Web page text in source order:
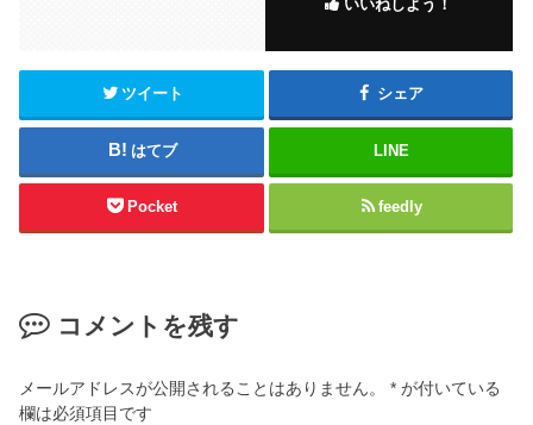
いいねしよう！
ツイート シェア
はてブ LINE
Pocket feedly
コメントを残す
メールアドレスが公開されることはありません。 * が付いている
欄は必須項目です